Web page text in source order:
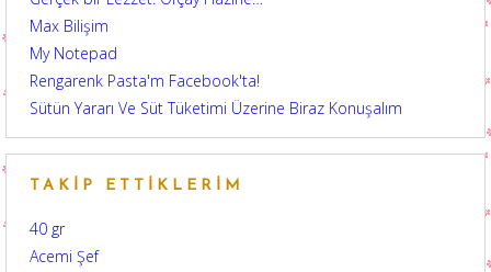
Max Bilişim
My Notepad
Rengarenk Pasta'm Facebook'ta!
Sütün Yararı Ve Süt Tüketimi Üzerine Biraz Konuşalım
TAKIP ETTIKLERIM
40 gr
Acemi Şef